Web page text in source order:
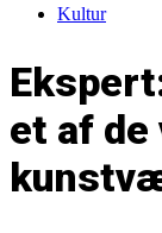
Kultur
et af